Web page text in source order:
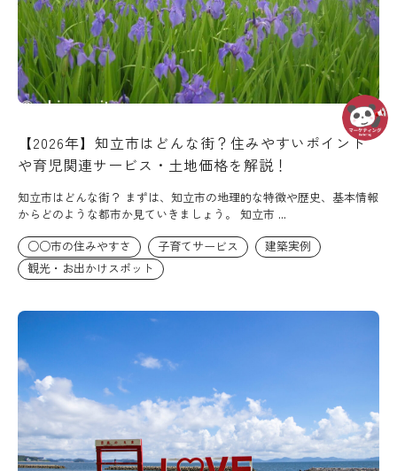
【2026年】知立市はどんな街？住みやすいポイント
や育児関連サービス・土地価格を解説！
知立市はどんな街？ まずは、知立市の地理的な特徴や歴史、基本情報
からどのような都市か見ていきましょう。 知立市 ...
○○市の住みやすさ
子育てサービス
建築実例
観光・お出かけスポット